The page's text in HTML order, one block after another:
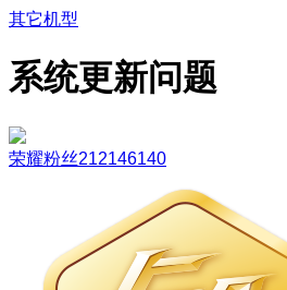
其它机型
系统更新问题
荣耀粉丝212146140